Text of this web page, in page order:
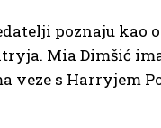
poznaju
Mia Dimšić
veze s Harryjem